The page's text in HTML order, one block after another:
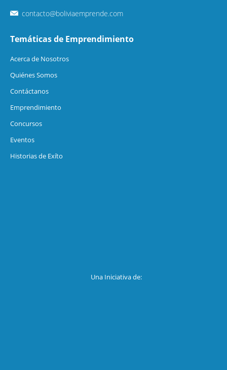
contacto@boliviaemprende.com
Temáticas de Emprendimiento
Acerca de Nosotros
Quiénes Somos
Contáctanos
Emprendimiento
Concursos
Eventos
Historias de Exíto
Una Iniciativa de: